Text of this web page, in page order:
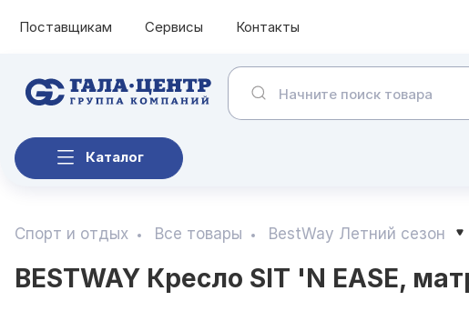
Поставщикам Сервисы Контакты
Каталог
Спорт и отдых Все товары BestWay Летний сезон
BESTWAY Кресло SIT 'N EASE,